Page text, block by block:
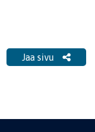
Jaa sivu